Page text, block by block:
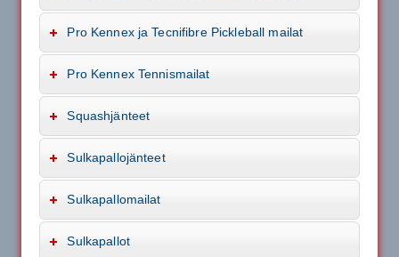
Pro Kennex ja Tecnifibre Pickleball mailat
Pro Kennex Tennismailat
Squashjänteet
Sulkapallojänteet
Sulkapallomailat
Sulkapallot